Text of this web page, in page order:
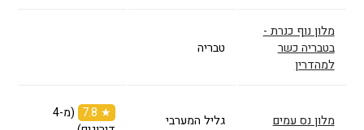
מלון נוף כנרת -
בטבריה כשר
למהדרין
טבריה
מלון נס עמים גליל המערבי ★ 7.8
(מ-4